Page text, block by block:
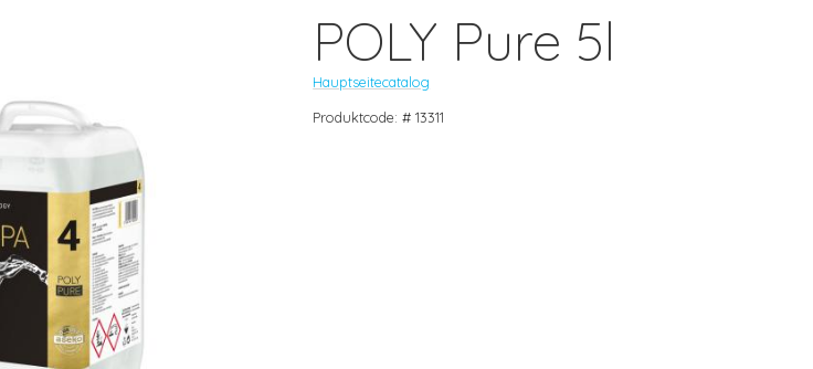
POLY Pure 5l
Hauptseitecatalog
Produktcode: # 13311